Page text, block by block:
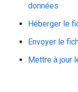
données
Héberger le
Envoyer le
Mettre à jour